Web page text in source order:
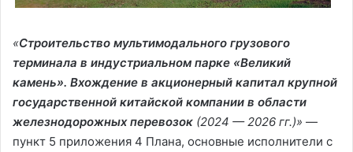
«Строительство мультимодального грузового
терминала в индустриальном парке «Великий
камень». Вхождение в акционерный капитал крупной
государственной китайской компании в области
железнодорожных перевозок (2024 — 2026 гг.)» —
пункт 5 приложения 4 Плана, основные исполнители с